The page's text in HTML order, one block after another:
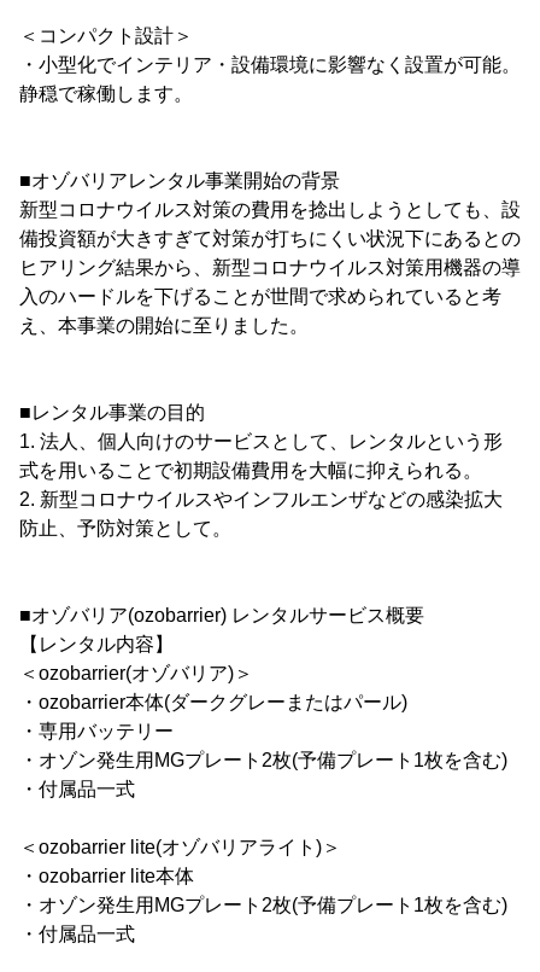
＜コンパクト設計＞
・小型化でインテリア・設備環境に影響なく設置が可能。
静穏で稼働します。
■オゾバリアレンタル事業開始の背景
新型コロナウイルス対策の費用を捻出しようとしても、設
備投資額が大きすぎて対策が打ちにくい状況下にあるとの
ヒアリング結果から、新型コロナウイルス対策用機器の導
入のハードルを下げることが世間で求められていると考
え、本事業の開始に至りました。
■レンタル事業の目的
1. 法人、個人向けのサービスとして、レンタルという形
式を用いることで初期設備費用を大幅に抑えられる。
2. 新型コロナウイルスやインフルエンザなどの感染拡大
防止、予防対策として。
■オゾバリア(ozobarrier) レンタルサービス概要
【レンタル内容】
＜ozobarrier(オゾバリア)＞
・ozobarrier本体(ダークグレーまたはパール)
・専用バッテリー
・オゾン発生用MGプレート2枚(予備プレート1枚を含む)
・付属品一式
＜ozobarrier lite(オゾバリアライト)＞
・ozobarrier lite本体
・オゾン発生用MGプレート2枚(予備プレート1枚を含む)
・付属品一式